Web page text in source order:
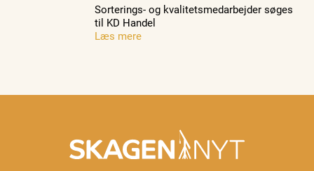
Sorterings- og kvalitetsmedarbejder søges
til KD Handel
Læs mere